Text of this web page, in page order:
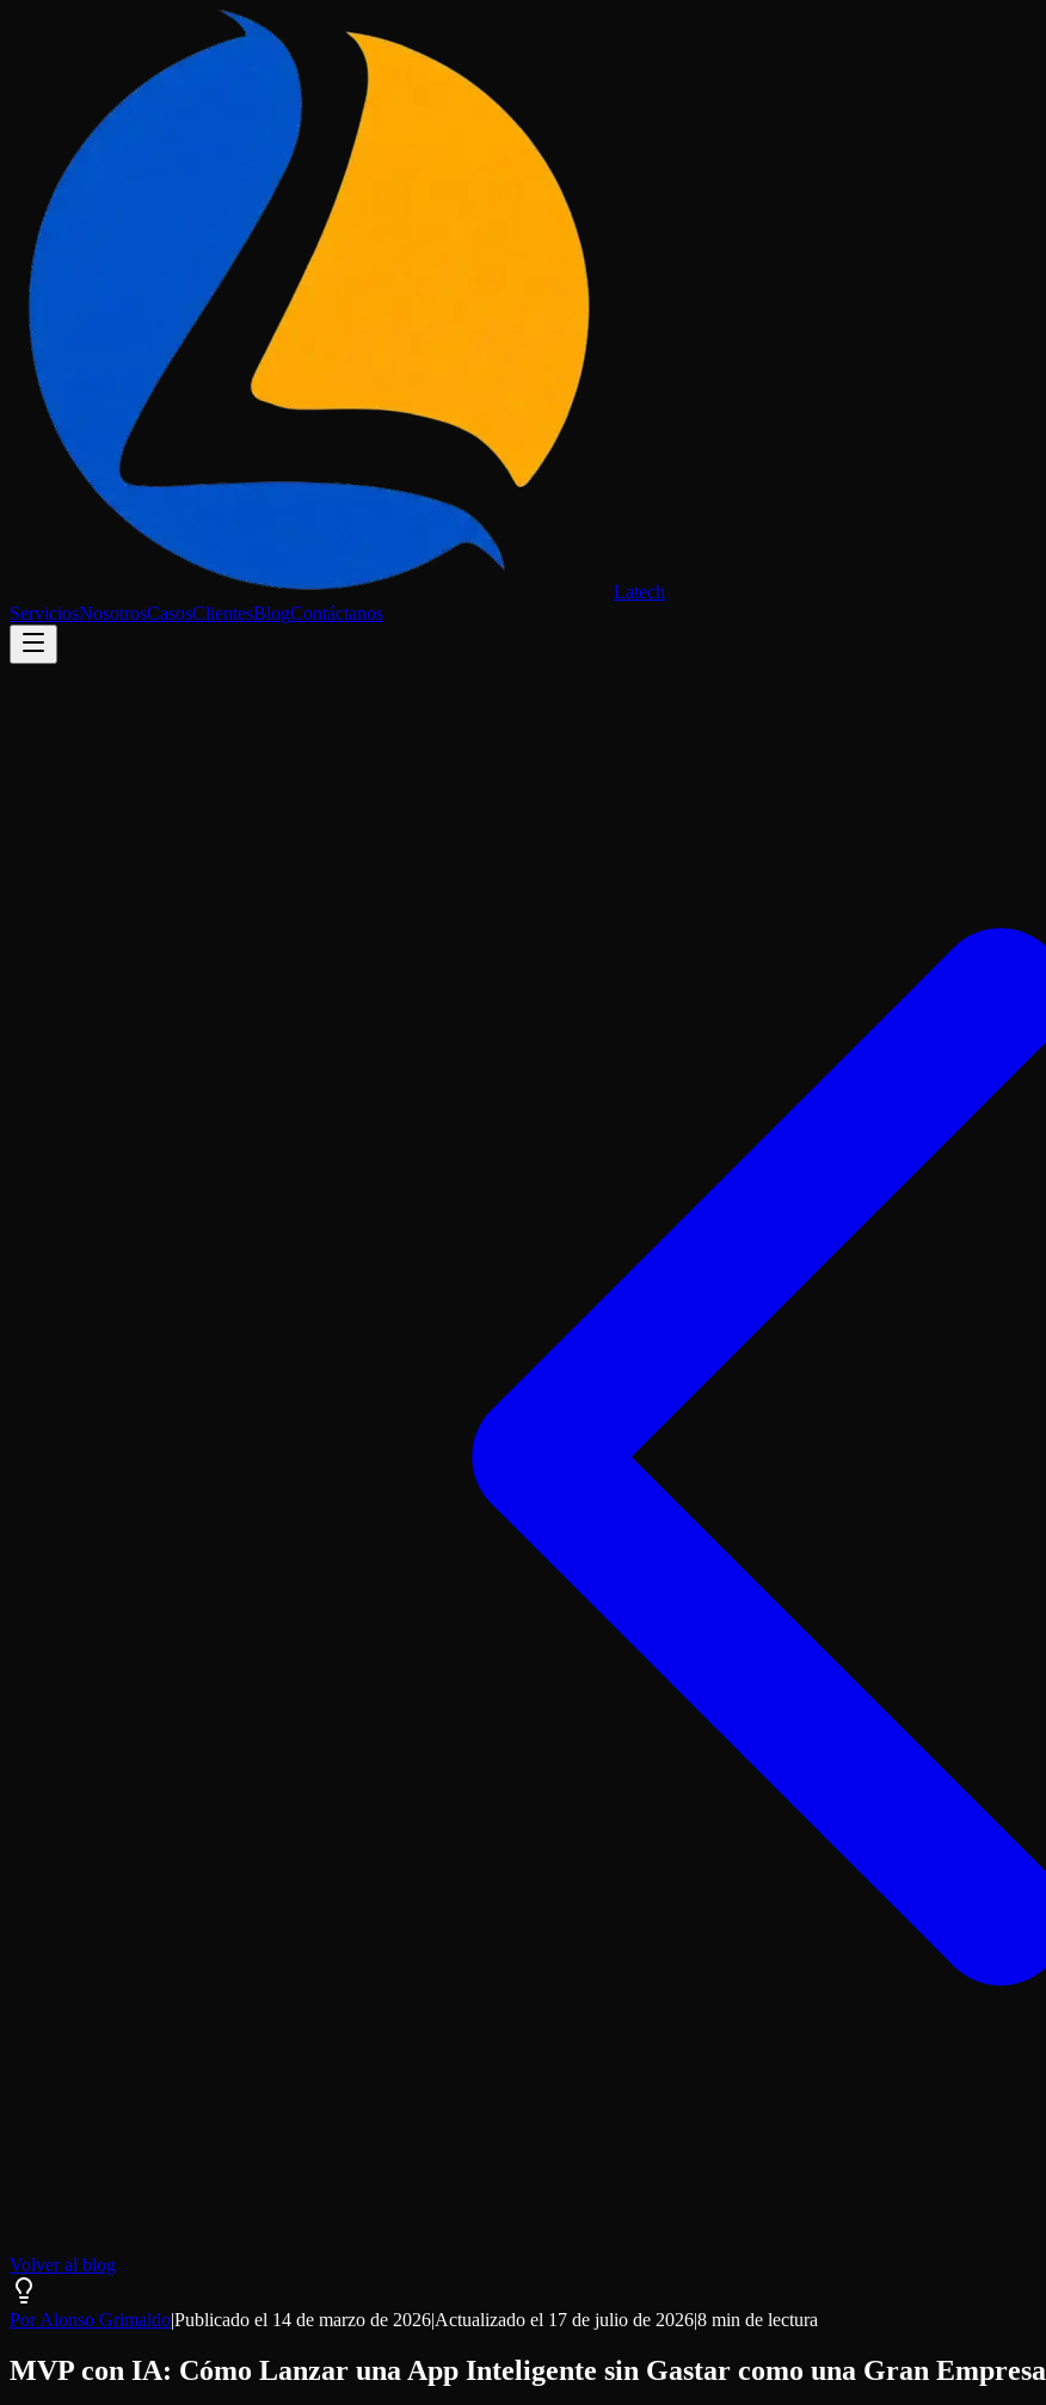
Latech
ServiciosNosotrosCasosClientesBlogContáctanos
Volver al blog
Por Alonso Grimaldo|Publicado el 14 de marzo de 2026|Actualizado el 17 de julio de 2026|8 min de lectura
MVP con IA: Cómo Lanzar una App Inteligente sin Gastar como una Gran Empresa